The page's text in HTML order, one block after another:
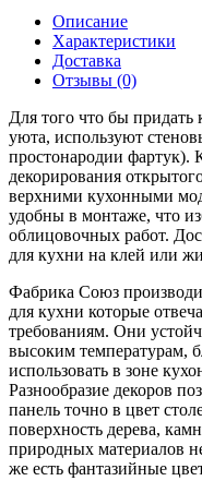
Описание
Характеристики
Доставка
Отзывы (0)
Для того что бы
уюта, используют
простонародии фартук).
декорирования
верхними кухонными
удобны в монтаже, что
облицовочных работ.
для кухни на клей или
Фабрика Союз
для кухни которые
требованиям. Они
высоким температурам,
использовать в зоне
Разнообразие декоров
панель точно в цвет
поверхность дерева,
природных материалов
же есть фантазийные